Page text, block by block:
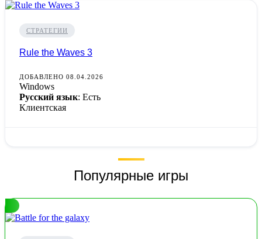
СТРАТЕГИИ
Rule the Waves 3
ДОБАВЛЕНО 08.04.2026
Windows
Русский язык: Есть
Клиентская
Популярные игры